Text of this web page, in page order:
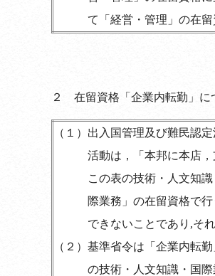
て「経営・管理」の在
２ 在留資格「企業内転勤」に
（１） 出入国管理及び難民認
活動は，「本邦に本店
この表の技術・人文知
際業務」の在留資格で
できないことであり,そ
（２） 基準省令は「企業内転
の技術・人文知識・国